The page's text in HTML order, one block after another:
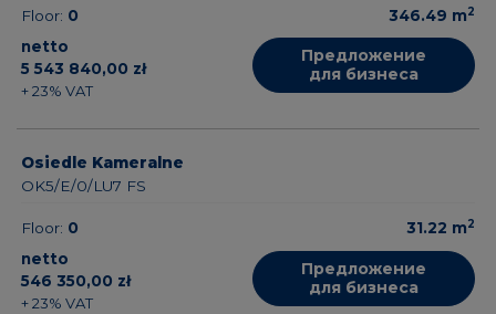
Floor: 0
netto
5 543 840,00 zł
+ 23% VAT
346.49 m2
Предложение
для бизнеса
Osiedle Kameralne
OK5/E/0/LU7 FS
Floor: 0
netto
546 350,00 zł
+ 23% VAT
31.22 m2
Предложение
для бизнеса